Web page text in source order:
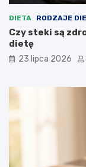
DIETA RODZAJE
Czy steki są
dietę
23 lipca 2026